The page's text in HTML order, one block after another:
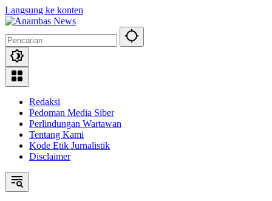
Langsung ke konten
Redaksi
Pedoman Media Siber
Perlindungan Wartawan
Tentang Kami
Kode Etik Jurnalistik
Disclaimer